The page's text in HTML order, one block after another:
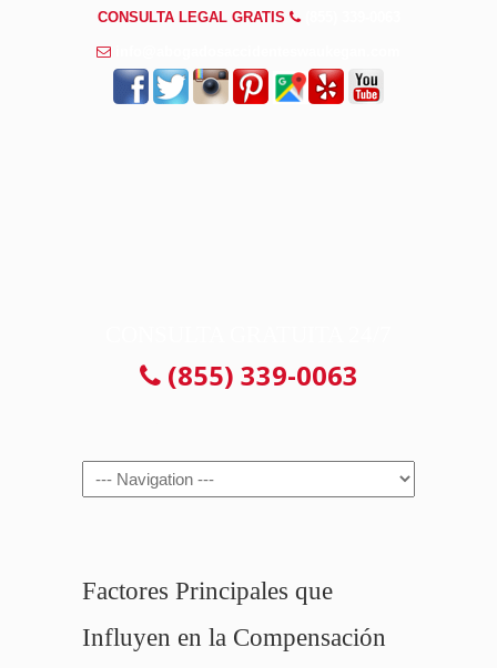
CONSULTA LEGAL GRATIS
(855) 339-0063
Navigation
Factores Principales que
Influyen en la Compensación